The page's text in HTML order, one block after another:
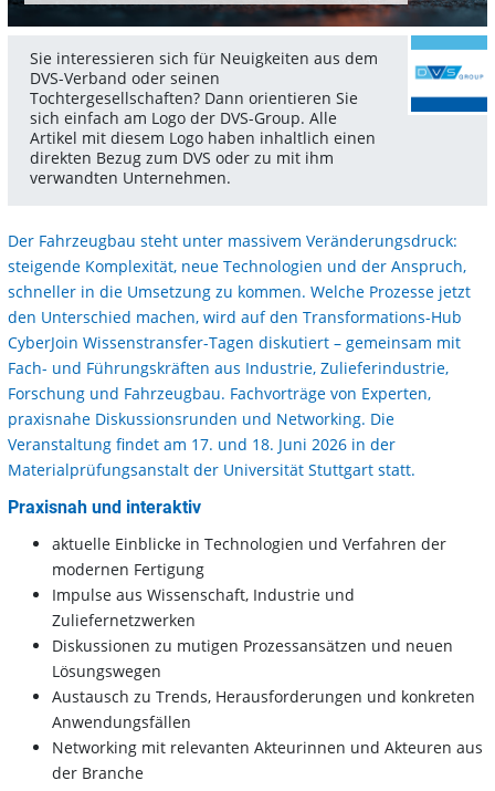
Sie interessieren sich für Neuigkeiten aus dem
DVS-Verband oder seinen
Tochtergesellschaften? Dann orientieren Sie
sich einfach am Logo der DVS-Group. Alle
Artikel mit diesem Logo haben inhaltlich einen
direkten Bezug zum DVS oder zu mit ihm
verwandten Unternehmen.
Der Fahrzeugbau steht unter massivem Veränderungsdruck:
steigende Komplexität, neue Technologien und der Anspruch,
schneller in die Umsetzung zu kommen. Welche Prozesse jetzt
den Unterschied machen, wird auf den Transformations-Hub
CyberJoin Wissenstransfer-Tagen diskutiert – gemeinsam mit
Fach- und Führungskräften aus Industrie, Zulieferindustrie,
Forschung und Fahrzeugbau. Fachvorträge von Experten,
praxisnahe Diskussionsrunden und Networking. Die
Veranstaltung findet am 17. und 18. Juni 2026 in der
Materialprüfungsanstalt der Universität Stuttgart statt.
Praxisnah und interaktiv
aktuelle Einblicke in Technologien und Verfahren der
modernen Fertigung
Impulse aus Wissenschaft, Industrie und
Zuliefernetzwerken
Diskussionen zu mutigen Prozessansätzen und neuen
Lösungswegen
Austausch zu Trends, Herausforderungen und konkreten
Anwendungsfällen
Networking mit relevanten Akteurinnen und Akteuren aus
der Branche